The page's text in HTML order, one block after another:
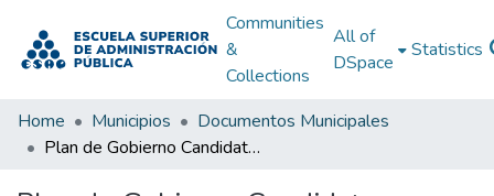
Communities
&
Collections
All of
DSpace
Statistics
Home Municipios
Documentos Municipales
Plan de Gobierno Candidato Ricardo Landaeta a la Alcaldía de Puerto Gaitán Meta 2012-2015: PG Puerto Gaitán Meta 2012-2015